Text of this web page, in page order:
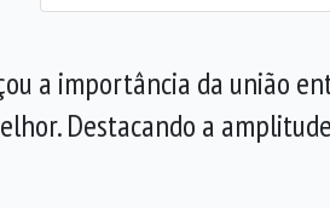
a importância da união
Destacando a